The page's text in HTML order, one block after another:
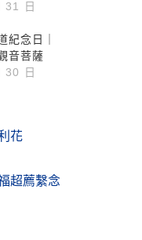
31 日
紀念日｜
音菩薩
日
花
超薦繫念